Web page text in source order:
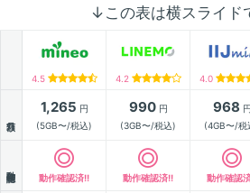
↓この表は横スライド
4.5 4.2 4.0
1,265 円
(5GB〜/税込)
990円
(3GB〜/税込)
968 円
(4GB〜/税
動作確認済!! 動作確認済!! 動作確認